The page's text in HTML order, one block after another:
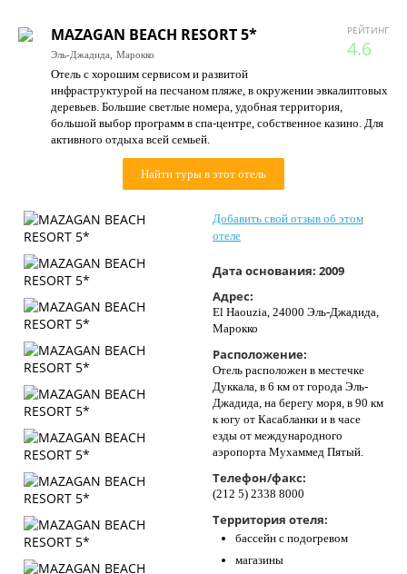
Цены дня
Страны
Как купить
О нас
РЕЙТИНГ
4.6
MAZAGAN BEACH RESORT 5*
Эль-Джадида, Марокко
Отель с хорошим сервисом и развитой
инфраструктурой на песчаном пляже, в окружении эвкалиптовых
деревьев. Большие светлые номера, удобная территория,
большой выбор программ в спа-центре, собственное казино. Для
активного отдыха всей семьей.
Найти туры в этот отель
Добавить свой отзыв об этом
отеле
Дата основания: 2009
Адрес:
El Haouzia, 24000 Эль-Джадида,
Марокко
Расположение:
Отель расположен в местечке
Дуккала, в 6 км от города Эль-
Джадида, на берегу моря, в 90 км
к югу от Касабланки и в часе
езды от международного
аэропорта Мухаммед Пятый.
Телефон/факс:
(212 5) 2338 8000
Территория отеля:
бассейн с подогревом
магазины